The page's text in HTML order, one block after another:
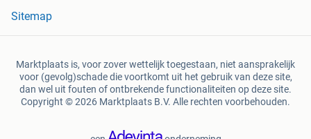
Sitemap
Marktplaats is, voor zover wettelijk toegestaan, niet aansprakelijk
voor (gevolg)schade die voortkomt uit het gebruik van deze site,
dan wel uit fouten of ontbrekende functionaliteiten op deze site.
Copyright © 2026 Marktplaats B.V. Alle rechten voorbehouden.